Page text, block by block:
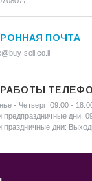
ПОЧТА
sell.co.il
- Четверг: 09:00 -
предпраздничные дни:
праздничные дни: